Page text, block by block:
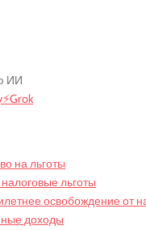
ИИ
⚡Grok
на льготы
льготы
освобождение от
доходы